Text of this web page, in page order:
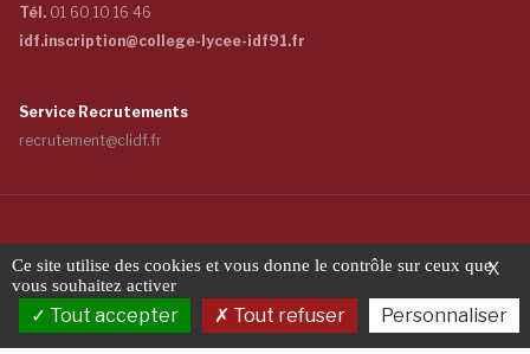
Tél. 01 60 10 16 46
idf.inscription@college-lycee-idf91.fr
Service Recrutements
recrutement@clidf.fr
Copyright © 2026 COLLÈGE ET LYCÉE - INTERNAT DE L'ILE-DE-FRANCE -
Tous droits réservés
X
Ce site utilise des cookies et vous donne le contrôle sur ceux que
vous souhaitez activer
Tout accepter Tout refuser Personnaliser